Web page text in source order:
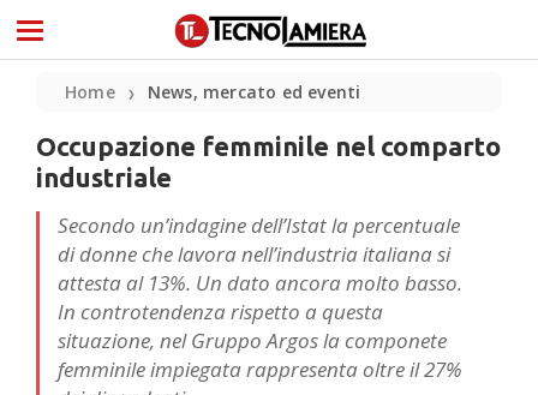
Home ❯ News, mercato ed eventi
Occupazione femminile nel comparto
industriale
Secondo un’indagine dell’Istat la percentuale
di donne che lavora nell’industria italiana si
attesta al 13%. Un dato ancora molto basso.
In controtendenza rispetto a questa
situazione, nel Gruppo Argos la componete
femminile impiegata rappresenta oltre il 27%